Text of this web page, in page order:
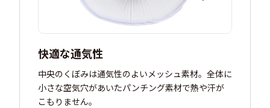
快適な通気性
中央のくぼみは通気性のよいメッシュ素材。全体に
小さな空気穴があいたパンチング素材で熱や汗が
こもりません。